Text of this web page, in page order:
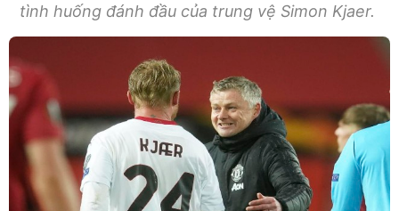
tình huống đánh đầu của trung vệ Simon Kjaer.